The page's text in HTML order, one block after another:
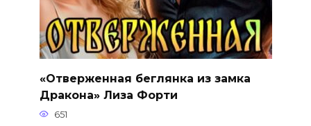
«Отверженная беглянка из замка
Дракона» Лиза Форти
651